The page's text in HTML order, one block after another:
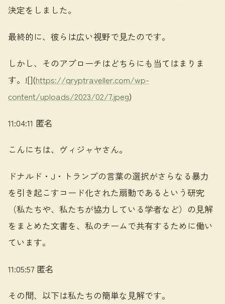
決定をしました。
最終的に、彼らは広い視野で見たのです。
しかし、そのアプローチはどちらにも当てはまりま
す。![](https://qryptraveller.com/wp-
content/uploads/2023/02/7.jpeg)
11:04:11 匿名
こんにちは、ヴィジャヤさん。
ドナルド・J・トランプの言葉の選択がさらなる暴力
を引き起こすコード化された扇動であるという研究
（私たちや、私たちが協力している学者など）の見解
をまとめた文書を、私のチームで共有するために働い
ています。
11:05:57 匿名
その間、以下は私たちの簡単な見解です。